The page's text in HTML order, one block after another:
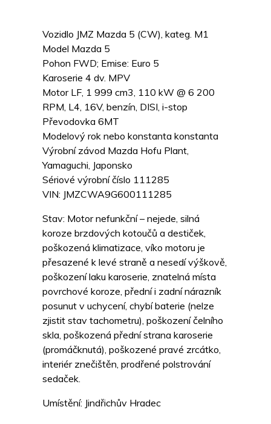
Vozidlo JMZ Mazda 5 (CW), kateg. M1
Model Mazda 5
Pohon FWD; Emise: Euro 5
Karoserie 4 dv. MPV
Motor LF, 1 999 cm3, 110 kW @ 6 200
RPM, L4, 16V, benzín, DISI, i-stop
Převodovka 6MT
Modelový rok nebo konstanta konstanta
Výrobní závod Mazda Hofu Plant,
Yamaguchi, Japonsko
Sériové výrobní číslo 111285
VIN: JMZCWA9G600111285
Stav: Motor nefunkční – nejede, silná
koroze brzdových kotoučů a destiček,
poškozená klimatizace, víko motoru je
přesazené k levé straně a nesedí výškově,
poškození laku karoserie, znatelná místa
povrchové koroze, přední i zadní nárazník
posunut v uchycení, chybí baterie (nelze
zjistit stav tachometru), poškození čelního
skla, poškozená přední strana karoserie
(promáčknutá), poškozené pravé zrcátko,
interiér znečištěn, prodřené polstrování
sedaček.
Umístění: Jindřichův Hradec